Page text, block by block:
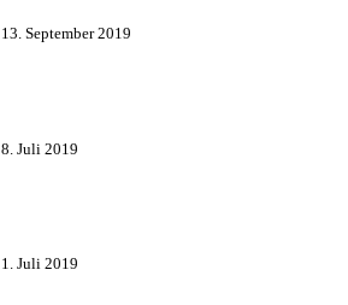
13. September 2019
8. Juli 2019
1. Juli 2019